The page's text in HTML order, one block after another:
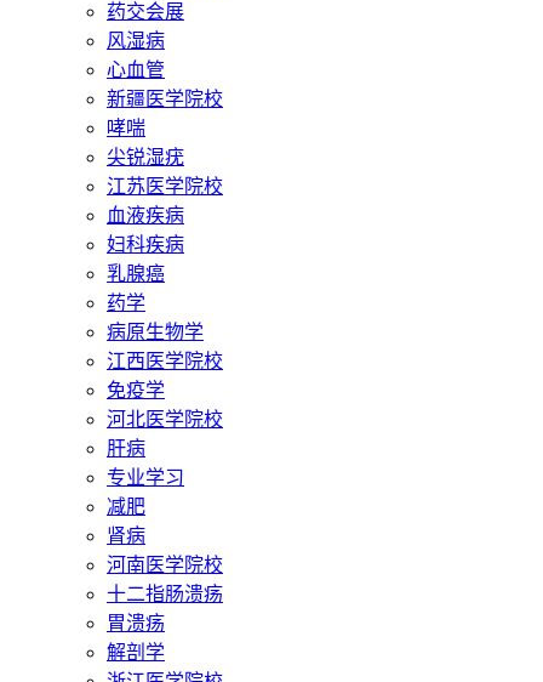
药交会展
风湿病
心血管
新疆医学院校
哮喘
尖锐湿疣
江苏医学院校
血液疾病
妇科疾病
乳腺癌
药学
病原生物学
江西医学院校
免疫学
河北医学院校
肝病
专业学习
减肥
肾病
河南医学院校
十二指肠溃疡
胃溃疡
解剖学